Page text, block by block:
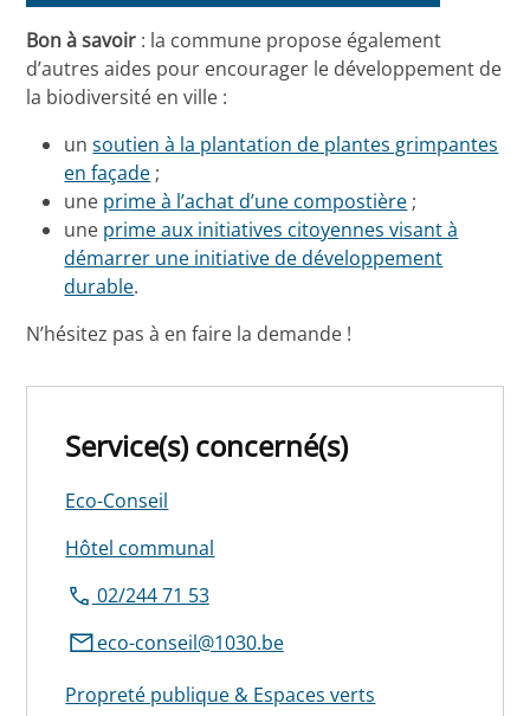
Bon à savoir : la commune propose également
d’autres aides pour encourager le développement de
la biodiversité en ville :
unsoutien à la plantation de plantes grimpantes
en façade ;
une prime à l’achat d’une compostière ;
une prime aux initiatives citoyennes visant à
démarrer une initiative de développement
durable.
N’hésitez pas à en faire la demande !
Service(s) concerné(s)
Eco-Conseil
Hôtel communal
02/244 71 53
eco-conseil@1030.be
Propreté publique & Espaces verts